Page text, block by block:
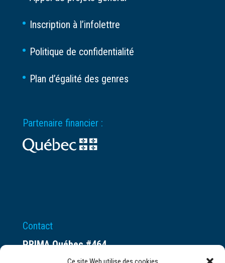
Inscription à l’infolettre
Politique de confidentialité
Plan d’égalité des genres
Partenaire financier :
Contact
PRIMA Québec #464